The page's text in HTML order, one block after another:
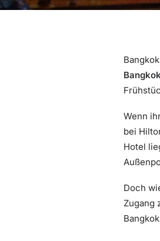
Wenn
bei
Hotel
Doch
Zugang